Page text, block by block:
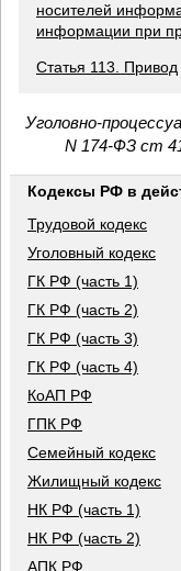
носителей
информации при
Статья 113. Привод
Уголовно-
N 174-ФЗ ст
Кодексы РФ в
Трудовой кодекс
Уголовный кодекс
ГК РФ (часть 1)
ГК РФ (часть 2)
ГК РФ (часть 3)
ГК РФ (часть 4)
КоАП РФ
ГПК РФ
Семейный кодекс
Жилищный кодекс
НК РФ (часть 1)
НК РФ (часть 2)
АПК РФ